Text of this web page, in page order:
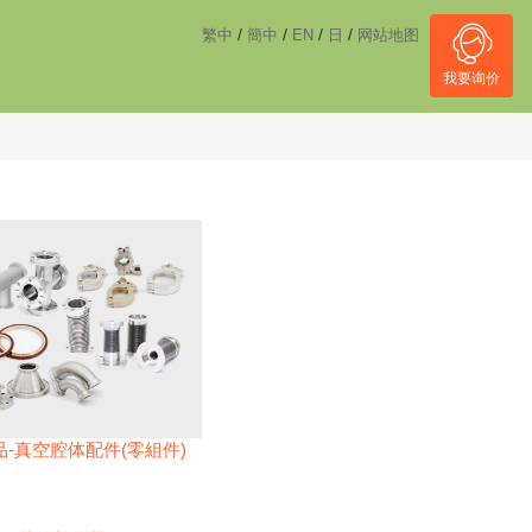
繁中 / 簡中 / EN / 日 / 网站地图
我要询价
-真空腔体配件(零組件)